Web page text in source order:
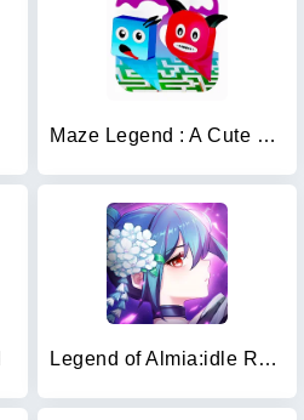
Maze Legend : A Cute Maze Game
Legend of Almia:idle RPG